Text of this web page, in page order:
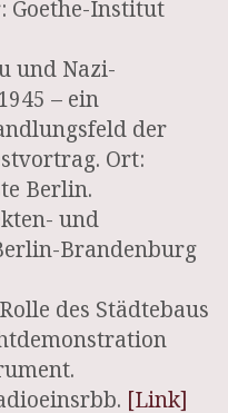
Goethe-Institut
und Nazi-
– ein
der
Ort:
Berlin.
und
Brandenburg
des Städtebaus
[Link]